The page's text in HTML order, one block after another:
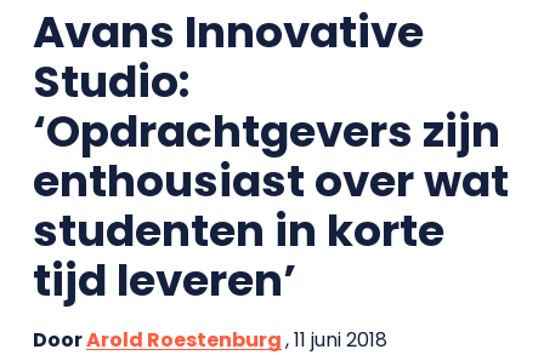
Avans Innovative
Studio:
‘Opdrachtgevers zijn
enthousiast over wat
studenten in korte
tijd leveren’
DoorArold Roestenburg, 11 juni 2018